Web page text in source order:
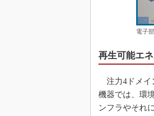
電子
再生可能エ
注力4ドメイ
機器では、環
ンフラやそれ